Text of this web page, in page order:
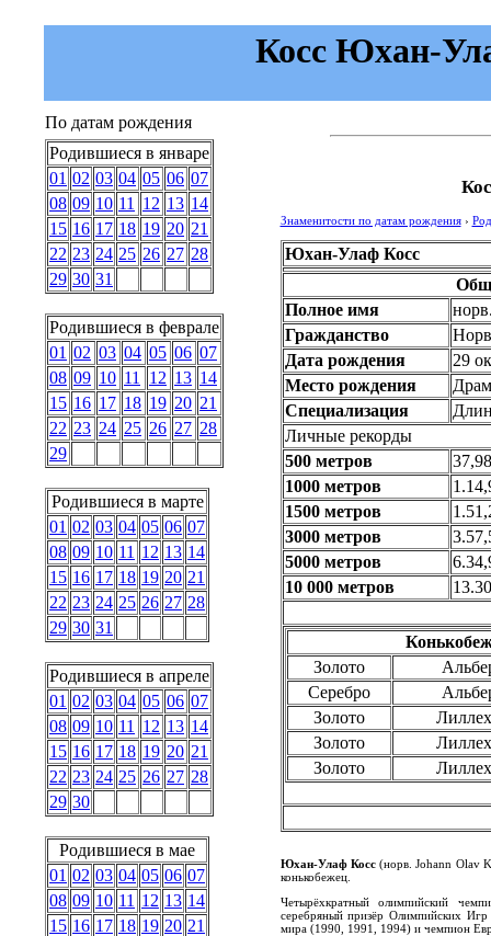
Косс Юхан-
По датам рождения
Родившиеся в январе
01 02 03 04 05 06 07
08 09 10 11 12 13 14
15 16 17 18 19 20 21
22 23 24 25 26 27 28
29 30 31
Родившиеся в феврале
01 02 03 04 05 06 07
08 09 10 11 12 13 14
15 16 17 18 19 20 21
22 23 24 25 26 27 28
29
Родившиеся в марте
01 02 03 04 05 06 07
08 09 10 11 12 13 14
15 16 17 18 19 20 21
22 23 24 25 26 27 28
29 30 31
Родившиеся в апреле
01 02 03 04 05 06 07
08 09 10 11 12 13 14
15 16 17 18 19 20 21
22 23 24 25 26 27 28
29 30
Родившиеся в мае
01 02 03 04 05 06 07
08 09 10 11 12 13 14
15 16 17 18 19 20 21
Знаменитости по датам рождения›
Юхан-Улаф Косс
Полное имя
Гражданство
Дата рождения
29
Место рождения
Специализация
Личные рекорды
500 метров
1000 метров
1500 метров
3000 метров
5000 метров
10 000 метров
Золото
Серебро
Золото
Золото
Золото
Юхан-Улаф Косс(норв.Johann Olav
конькобежец.
Четырёхкратный олимпийский
серебряный призёр Олимпийских
мира (1990, 1991, 1994) и чемпион